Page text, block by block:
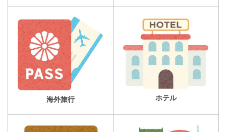
海外旅行 ホテル